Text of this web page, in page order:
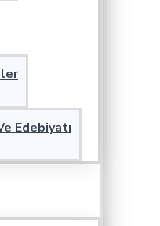
Edebiyatı